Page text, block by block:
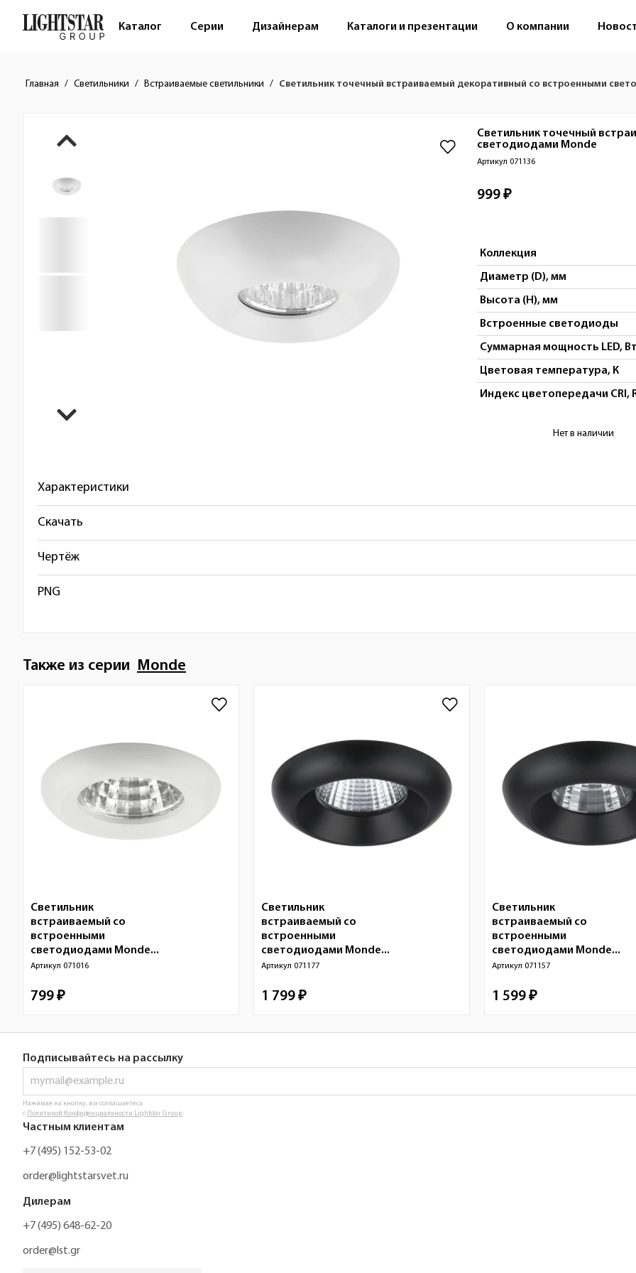
Каталог Серии Дизайнерам Каталоги и презентации О компании
Главная Светильники Встраиваемые светильники Светильник точечный встраиваемый декоративный со встроенными
Краткое описание товара
Изображения товара
Светильник точечный
светодиодами Monde
Артикул 071136
999 ₽
Коллекция
Диаметр (D), мм
Высота (H), мм
Встроенные светодиоды
Суммарная мощность LED, Вт
Цветовая температура, К
Индекс цветопередачи CRI,
Купить Нет в наличии
Характеристики
Скачать
Чертёж
PNG
Также из серии Monde
Светильник
встраиваемый со
встроенными
светодиодами Monde...
Артикул 071016
799 ₽
Светильник
встраиваемый со
встроенными
светодиодами Monde...
Артикул 071177
1 799 ₽
Светильник
встраиваемый со
встроенными
светодиодами Monde...
Артикул 071157
1 599 ₽
Подписывайтесь на рассылку
Нажимая на кнопку, вы соглашаетесь
с Политикой Конфиденциальности Lightstar Group
Частным клиентам
+7 (495) 152-53-02
order@lightstarsvet.ru
Дилерам
+7 (495) 648-62-20
order@lst.gr